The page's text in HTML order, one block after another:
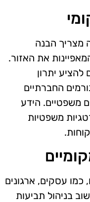
מצריך הבנה
את האזור.
להציע יתרון
החברתיים
משפטיים. הידע
משפטיות
כמו עסקים, ארגונים
בניהול תביעות